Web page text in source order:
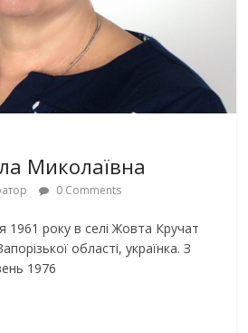
Миколаївна
0 Comments
1961 року в селі Жовта Кручат
області, українка. З
1976